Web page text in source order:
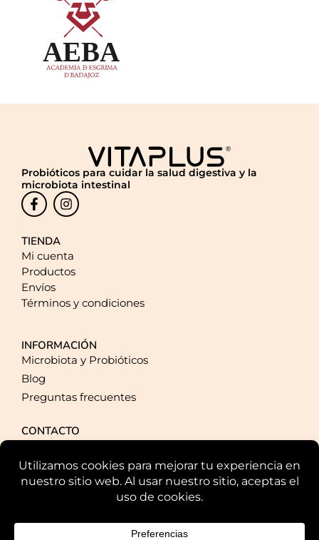
Probióticos para cuidar la salud digestiva y la
microbiota intestinal
TIENDA
Mi cuenta
Productos
Envíos
Términos y condiciones
INFORMACIÓN
Microbiota y Probióticos
Blog
Preguntas frecuentes
CONTACTO
pqpresponde@plusquampharma.com
Parque Científico y Tecnológico de Extremadura Av. de la
Investigación, s/n., 06006, Badajoz